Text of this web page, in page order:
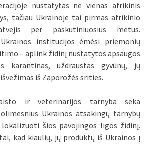
nustatytas ne vienas afrikinis
tačiau Ukrainoje tai pirmas afrikinio
per paskutiniuosius metus.
institucijos ėmėsi priemonių
– aplink židinį nustatytos apsaugos
karantinas, uždraustas gyvūnų, jų
iš Zaporožės srities.
ir veterinarijos tarnyba seka
Ukrainos atsakingų tarnybų
šios pavojingos ligos židinį.
kad kiaulių, jų produktų iš Ukrainos į